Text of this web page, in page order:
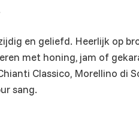
en geliefd. Heerlijk op
met honing, jam of
Classico, Morellino di
sang.